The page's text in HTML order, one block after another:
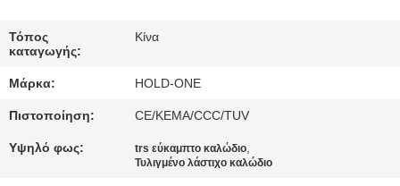
ΈΛΕΓΧΟΣ
ΜΑΣ
ΕΛΆΤΕ
ΣΕ
Τόπος
καταγωγής:
Κίνα
Μάρκα: HOLD-ONE
Πιστοποίηση: CE/KEMA/CCC/TUV
Υψηλό φως: trs εύκαμπτο καλώδιο,
Τυλιγμένο λάστιχο καλώδιο